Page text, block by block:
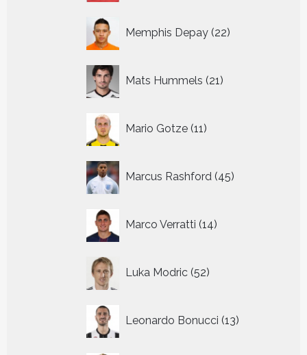
Memphis Depay 22
producten
Mats Hummels 21
producten
Mario Gotze 11
producten
Marcus Rashford 45
producten
Marco Verratti 14
producten
Luka Modric 52
producten
Leonardo Bonucci 13
producten